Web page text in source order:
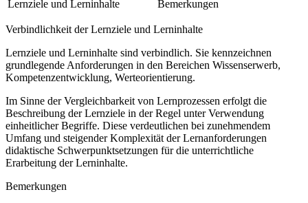
Lernziele und Lerninhalte Bemerkungen
Verbindlichkeit der Lernziele und Lerninhalte
Lernziele und Lerninhalte sind verbindlich. Sie kennzeichnen
grundlegende Anforderungen in den Bereichen Wissenserwerb,
Kompetenzentwicklung, Werteorientierung.
Im Sinne der Vergleichbarkeit von Lernprozessen erfolgt die
Beschreibung der Lernziele in der Regel unter Verwendung
einheitlicher Begriffe. Diese verdeutlichen bei zunehmendem
Umfang und steigender Komplexität der Lernanforderungen
didaktische Schwerpunktsetzungen für die unterrichtliche
Erarbeitung der Lerninhalte.
Bemerkungen